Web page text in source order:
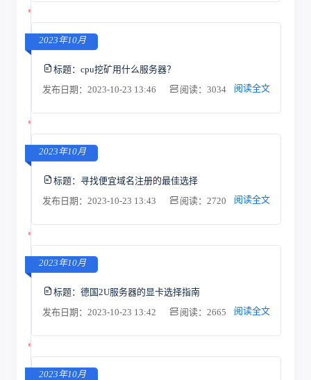
2023年10月
标题： cpu挖矿用什么服务器？
发布日期：2023-10-23 13:46
阅读：3034 阅读全文
2023年10月
标题： 寻找便宜域名注册的最佳选择
发布日期：2023-10-23 13:43
阅读：2720 阅读全文
2023年10月
标题： 德国2U服务器的显卡选择指南
发布日期：2023-10-23 13:42
阅读：2665 阅读全文
2023年10月